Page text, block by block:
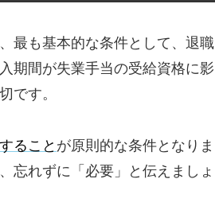
最も基本的な条件として、退職
期間が失業手当の受給資格に影
です。
ること が原則的な条件となりま
忘れずに「必要」と伝えましょ